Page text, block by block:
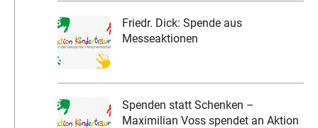
Friedr. Dick: Spende aus
Messeaktionen
Spenden statt Schenken –
Maximilian Voss spendet an Aktion